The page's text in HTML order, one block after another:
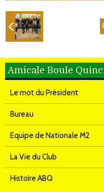
Amicale Boule
Le mot du Président
Bureau
Equipe de Nationale M2
La Vie du Club
Histoire ABQ